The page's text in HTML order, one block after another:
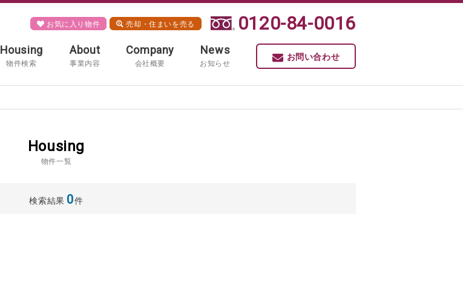
Housing
物件検索
About
事業内容
Company
会社概要
News
お知らせ
お気に入り物件 売却・住まいを売る 0120-84-0016
お問い合わせ
Housing
物件一覧
検索結果 0件